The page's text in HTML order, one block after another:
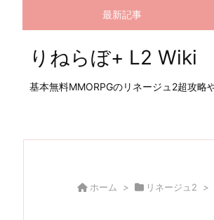
最新記事
りねらぼ+ L2 Wiki
基本無料MMORPGのリネージュ2超攻略
ホーム > リネージュ2 >